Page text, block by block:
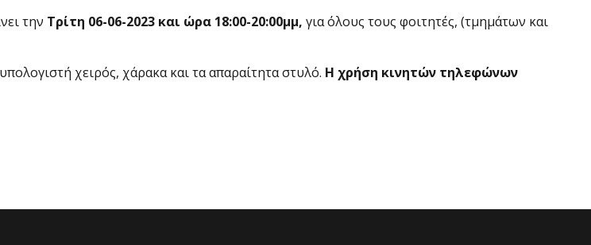
την Τρίτη 06-06-2023 και ώρα 18:00-20:00μμ, για όλους τους φοιτητές, (τμημάτων και
χειρός, χάρακα και τα απαραίτητα στυλό. Η χρήση κινητών τηλεφώνων